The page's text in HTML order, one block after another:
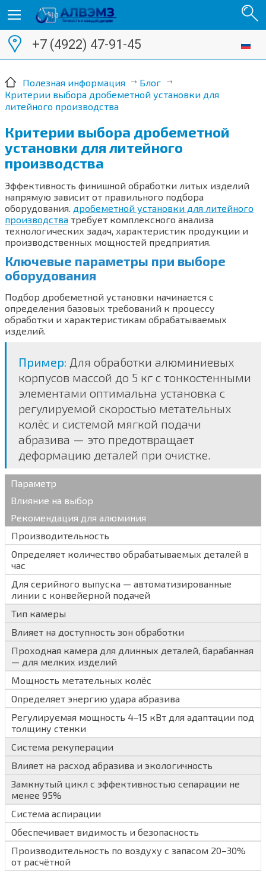
+7 (4922) 47-91-45
Полезная информация
Блог
Критерии выбора дробеметной установки для
литейного производства
Критерии выбора дробеметной
установки для литейного
производства
Эффективность финишной обработки литых изделий
напрямую зависит от правильного подбора
оборудования. дробеметной установки для литейного
производства требует комплексного анализа
технологических задач, характеристик продукции и
производственных мощностей предприятия.
Ключевые параметры при выборе
оборудования
Подбор дробеметной установки начинается с
определения базовых требований к процессу
обработки и характеристикам обрабатываемых
изделий.
Пример: Для обработки алюминиевых
корпусов массой до 5 кг с тонкостенными
элементами оптимальна установка с
регулируемой скоростью метательных
колёс и системой мягкой подачи
абразива — это предотвращает
деформацию деталей при очистке.
Параметр
Влияние на выбор
Рекомендация для алюминия
Производительность
Определяет количество обрабатываемых деталей в
час
Для серийного выпуска — автоматизированные
линии с конвейерной подачей
Тип камеры
Влияет на доступность зон обработки
Проходная камера для длинных деталей, барабанная
— для мелких изделий
Мощность метательных колёс
Определяет энергию удара абразива
Регулируемая мощность 4–15 кВт для адаптации под
толщину стенки
Система рекуперации
Влияет на расход абразива и экологичность
Замкнутый цикл с эффективностью сепарации не
менее 95%
Система аспирации
Обеспечивает видимость и безопасность
Производительность по воздуху с запасом 20–30%
от расчётной